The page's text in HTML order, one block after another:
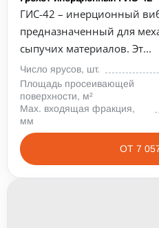
ГИС-42 – инерционный
предназначенный для
сыпучих материалов. Эт...
Число ярусов, шт.
Площадь просеивающей
поверхности, м²
Max. входящая фракция,
мм
ОТ 7